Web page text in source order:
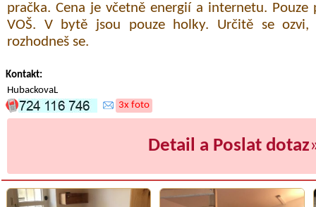
pračka. Cena je včetně energií a internetu.
VOŠ. V bytě jsou pouze holky. Určitě se
rozhodneš se.
Kontakt:
HubackovaL
3x foto
Detail a Poslat dotaz